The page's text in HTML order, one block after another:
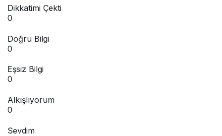
Dikkatimi Çekti
0
Doğru Bilgi
0
Eşsiz Bilgi
0
Alkışlıyorum
0
Sevdim